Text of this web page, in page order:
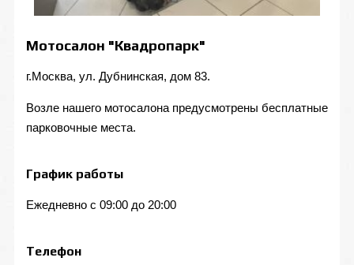
Мотосалон "Квадропарк"
г.Москва, ул. Дубнинская, дом 83.
Возле нашего мотосалона предусмотрены бесплатные
парковочные места.
График работы
Ежедневно с 09:00 до 20:00
Телефон